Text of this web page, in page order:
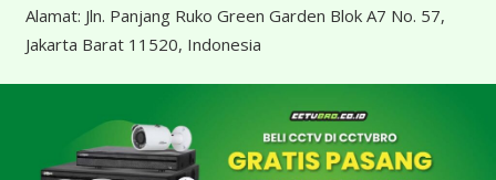
Alamat: Jln. Panjang Ruko Green Garden Blok A7 No. 57,
Jakarta Barat 11520, Indonesia